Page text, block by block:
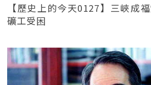
【歷史上的今天0127】三峽成
礦工受困